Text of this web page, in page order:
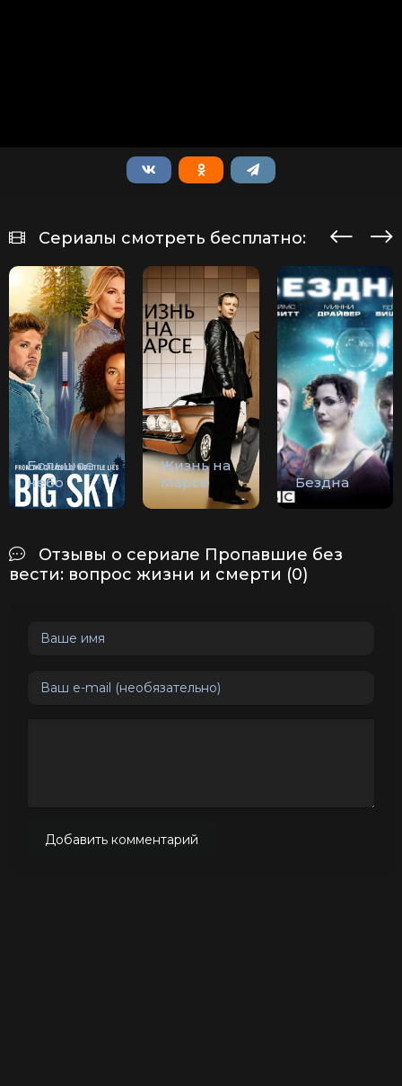
Сериалы смотреть бесплатно:
Большое
небо
Жизнь на
Марсе
Бездна
Отзывы о сериале Пропавшие без
вести: вопрос жизни и смерти (0)
Добавить комментарий